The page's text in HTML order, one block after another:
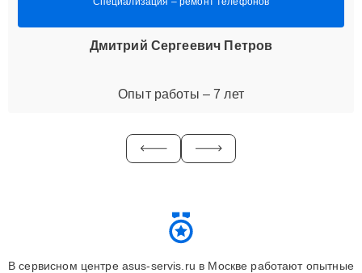
Дмитрий Сергеевич Петров
Опыт работы – 7 лет
В сервисном центре asus-servis.ru в Москве работают опытные